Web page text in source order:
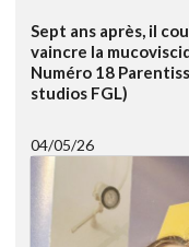
Sept ans après, il
vaincre la
Numéro 18
studios FGL)
04/05/26